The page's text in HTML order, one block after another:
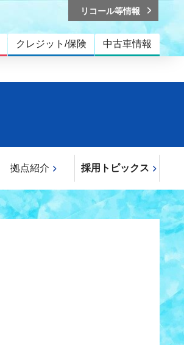
クレジット/保険 中古車情報
リコール等情報
拠点紹介 採用トピックス